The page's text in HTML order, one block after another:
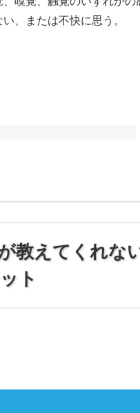
、
または不快に思う。
教えてくれな
ト